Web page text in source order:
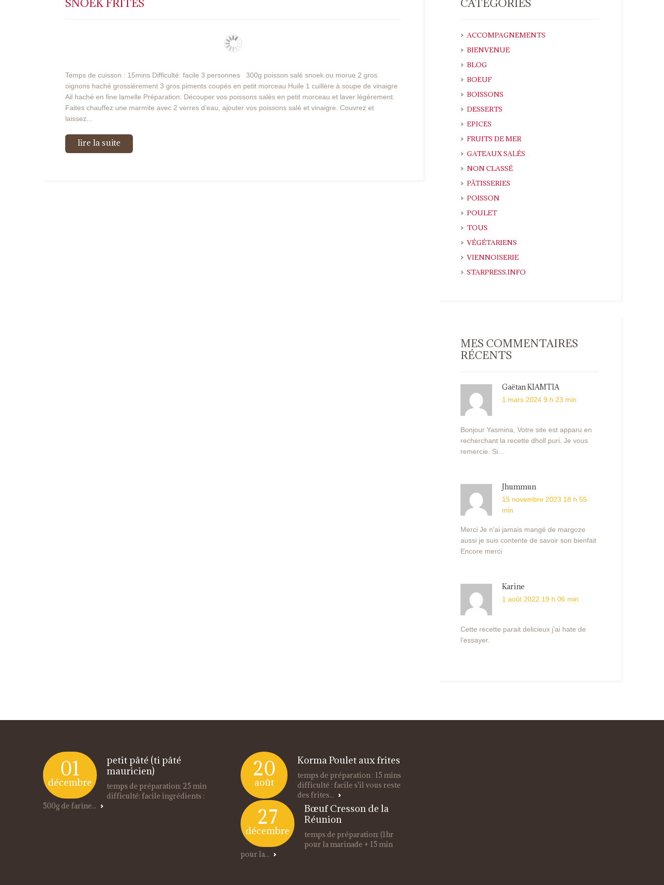
SNOEK FRITES
Temps de cuisson : 15mins Difficulté: facile 3 personnes
300g poisson salé snoek ou morue 2 gros
oignons haché grossièrement 3 gros piments coupés en petit morceau Huile 1 cuillère à soupe de vinaigre
Ail haché en fine lamelle Préparation: Découper vos poissons salés en petit morceau et laver légèrement.
Faites chauffez une marmite avec 2 verres d’eau, ajouter vos poissons salé et vinaigre. Couvrez et
laissez...
lire la suite
CATÉGORIES
ACCOMPAGNEMENTS
BIENVENUE
BLOG
BOEUF
BOISSONS
DESSERTS
EPICES
FRUITS DE MER
GATEAUX SALÉS
NON CLASSÉ
PÂTISSERIES
POISSON
POULET
TOUS
VÉGÉTARIENS
VIENNOISERIE
STARPRESS.INFO
MES COMMENTAIRES
RÉCENTS
Gaëtan KIAMTIA
1 mars 2024 9 h 23 min
Bonjour Yasmina, Votre site est apparu en
recherchant la recette dholl puri. Je vous
remercie. Si...
Jhummun
15 novembre 2023 18 h 55
min
Merci Je n'ai jamais mangé de margoze
aussi je suis contente de savoir son bienfait
Encore merci
Karine
1 août 2022 19 h 06 min
Cette recette parait delicieux j’ai hate de
l’essayer.
01
décembre
petit pâté (ti pâté
mauricien)
temps de préparation: 25 min
difficulté: facile ingrédients :
500g de farine...
20
août
Korma Poulet aux frites
temps de préparation : 15 mins
difficulté : facile s'il vous reste
des frites...
27
décembre
Bœuf Cresson de la
Réunion
temps de préparation: (1hr
pour la marinade + 15 min
pour la...